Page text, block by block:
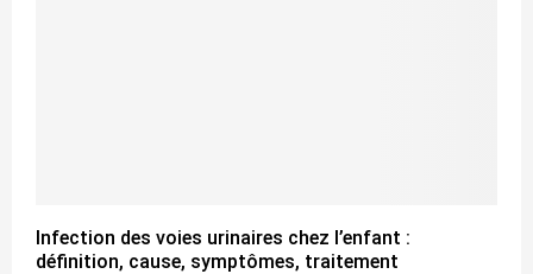
Infection des voies urinaires chez l’enfant :
définition, cause, symptômes, traitement